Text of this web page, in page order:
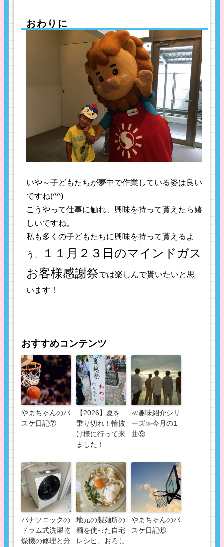
おわりに
いや～子どもたちが夢中で作業している姿は良い
ですね(^^)
こうやって仕事に触れ、興味を持って貰えたら嬉
しいですね。
私も多くの子どもたちに興味を持って貰えるよ
う、
１１月２３日のマインドガス
お客様感謝祭では楽しんで貰いたいと思
います！
おすすめコンテンツ
やまちゃんのバ
スケ日記⑦
【2026】夏を
乗り切れ！輪抜
け様に行って来
ました！
≪趣味紹介シリ
ーズ≫今月の1
曲⑨
パナソニックの
ドラム式洗濯乾
燥機の修理と分
地元の製麺所の
麺を使った自宅
レシピ、おろし
やまちゃんのバ
スケ日記⑥